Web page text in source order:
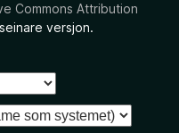
Commons Attribution
versjon.